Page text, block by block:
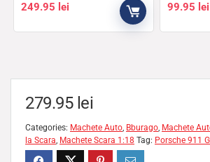
249.95 lei 99.95 lei
279.95 lei
Categories: Machete Auto, Bburago, Machete
la Scara, Machete Scara 1:18 Tag: Porsche 911